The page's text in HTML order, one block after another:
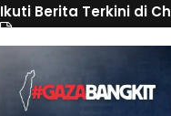
Ikuti Berita Terkini di